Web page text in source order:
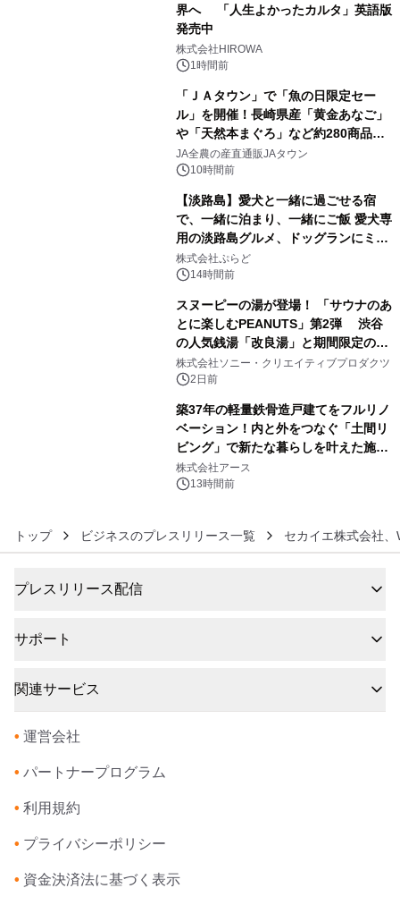
界へ 「人生よかったカルタ」英語版
発売中
株式会社HIROWA
1時間前
「ＪＡタウン」で「魚の日限定セー
ル」を開催！長崎県産「黄金あなご」
や「天然本まぐろ」など約280商品を
販売！～毎月１０日の定例企画～
JA全農の産直通販JAタウン
10時間前
【淡路島】愛犬と一緒に過ごせる宿
で、一緒に泊まり、一緒にご飯 愛犬専
用の淡路島グルメ、ドッグランにミニ
プール グランピングとトレーラーハウ
スの2施設で
株式会社ぷらど
14時間前
スヌーピーの湯が登場！ 「サウナのあ
とに楽しむPEANUTS」第2弾 渋谷
の人気銭湯「改良湯」と期間限定のコ
ラボレーション サウナイキタイコラ
ボグッズも発売決定！
株式会社ソニー・クリエイティブプロダクツ
2日前
築37年の軽量鉄骨造戸建てをフルリノ
ベーション！内と外をつなぐ「土間リ
ビング」で新たな暮らしを叶えた施工
事例を株式会社アースが公開
株式会社アース
13時間前
トップ ビジネスのプレスリリース一覧 セカイエ株式会社
プレスリリース配信
サポート
関連サービス
• 運営会社
• パートナープログラム
• 利用規約
• プライバシーポリシー
• 資金決済法に基づく表示